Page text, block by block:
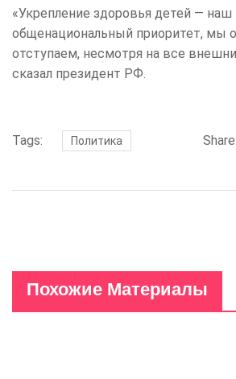
«Укрепление здоровья детей — наш
общенациональный приоритет, мы
отступаем, несмотря на все
сказал президент РФ.
Tags: Политика Share:
Похожие Материалы